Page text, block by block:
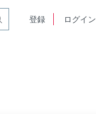
登録 ログイン
Receptacle